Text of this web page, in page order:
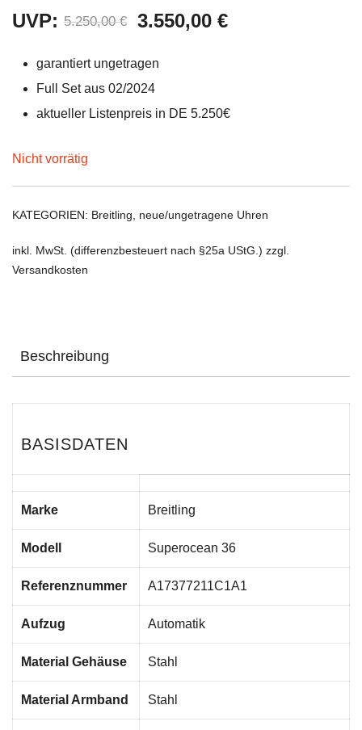
UVP: 5.250,00€
Ursprünglicher
war:
5.250,00 €
3.550,00 €Aktueller
3.550,00 €.
garantiert ungetragen
Full Set aus 02/2024
aktueller Listenpreis in DE 5.250€
Nicht vorrätig
KATEGORIEN: Breitling neue/ungetragene Uhren
inkl. MwSt. (differenzbesteuert nach §25a UStG.) zzgl.
Versandkosten
Beschreibung
BASISDATEN
Marke Breitling
Modell Superocean 36
Referenznummer A17377211C1A1
Aufzug Automatik
Material Gehäuse Stahl
Material Armband Stahl